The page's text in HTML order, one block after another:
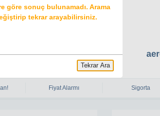
Fiyat Alarmı Sigorta
göre sonuç bulunamadı. Arama
tekrar arayabilirsiniz.
Tekrar Ara